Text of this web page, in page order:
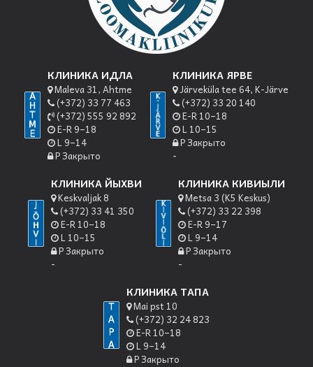
КЛИНИКА ИДЛА
Maleva 31, Ahtme
(+372) 33 77 463
(+372) 555 92 892
E-R 9–18
L 9–14
P Закрыто
КЛИНИКА ЯРВЕ
Järveküla tee 64, K-Järve
(+372) 33 20 140
E-R 10–18
L 10–15
P Закрыто
-
КЛИНИКА ЙЫХВИ
Keskvaljak 8
(+372) 33 41 350
E-R 10–18
L 10–15
P Закрыто
-
КЛИНИКА КИВИЫЛИ
Metsa 3 (K5 Keskus)
(+372) 33 22 398
E-R 9–17
L 9–14
P Закрыто
-
КЛИНИКА ТАПА
Mai pst 10
(+372) 32 24 823
E-R 10–18
L 9–14
P Закрыто